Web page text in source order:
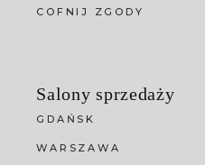
COFNIJ ZGODY
Salony sprzedaży
GDAŃSK
WARSZAWA